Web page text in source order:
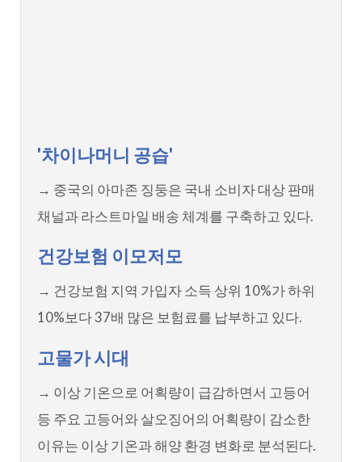
'차이나머니 공습'
→ 중국의 아마존 징둥은 국내 소비자 대상 판매
채널과 라스트마일 배송 체계를 구축하고 있다.
건강보험 이모저모
→ 건강보험 지역 가입자 소득 상위 10%가 하위
10%보다 37배 많은 보험료를 납부하고 있다.
고물가 시대
→ 이상 기온으로 어획량이 급감하면서 고등어
등 주요 고등어와 살오징어의 어획량이 감소한
이유는 이상 기온과 해양 환경 변화로 분석된다.